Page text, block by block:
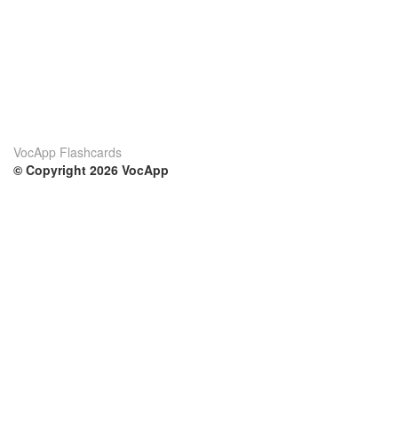
VocApp Flashcards
© Copyright 2026 VocApp